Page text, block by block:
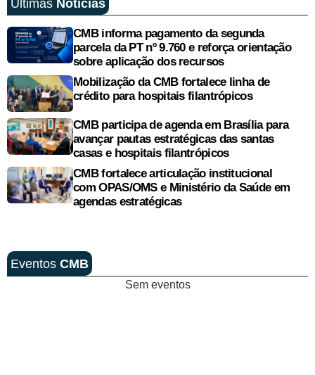
Últimas Notícias
CMB informa pagamento da segunda
parcela da PT nº 9.760 e reforça orientação
sobre aplicação dos recursos
Mobilização da CMB fortalece linha de
crédito para hospitais filantrópicos
CMB participa de agenda em Brasília para
avançar pautas estratégicas das santas
casas e hospitais filantrópicos
CMB fortalece articulação institucional
com OPAS/OMS e Ministério da Saúde em
agendas estratégicas
Eventos CMB
Sem eventos